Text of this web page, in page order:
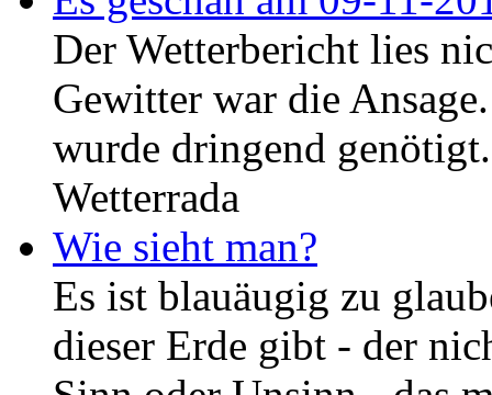
Der Wetterbericht lies
Gewitter war die
wurde dringend
Wetterrada
Wie sieht man?
Es ist blauäugig zu
dieser Erde gibt - der